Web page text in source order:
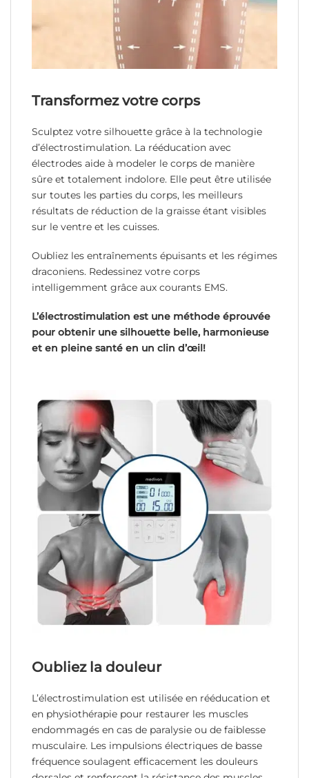
Transformez votre corps
Sculptez votre silhouette grâce à la technologie
d’électrostimulation. La rééducation avec
électrodes aide à modeler le corps de manière
sûre et totalement indolore. Elle peut être utilisée
sur toutes les parties du corps, les meilleurs
résultats de réduction de la graisse étant visibles
sur le ventre et les cuisses.
Oubliez les entraînements épuisants et les régimes
draconiens. Redessinez votre corps
intelligemment grâce aux courants EMS.
L’électrostimulation est une méthode éprouvée
pour obtenir une silhouette belle, harmonieuse
et en pleine santé en un clin d’œil!
Oubliez la douleur
L’électrostimulation est utilisée en rééducation et
en physiothérapie pour restaurer les muscles
endommagés en cas de paralysie ou de faiblesse
musculaire. Les impulsions électriques de basse
fréquence soulagent efficacement les douleurs